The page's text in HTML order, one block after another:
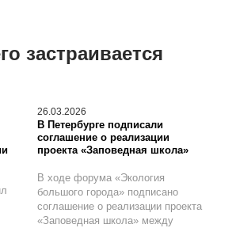
застраивается
26.03.2026
В Петербурге подписали
соглашение о реализации
проекта «Заповедная школа»
В ходе форума «Экология
большого города» подписано
соглашение о реализации проекта
«Заповедная школа» между